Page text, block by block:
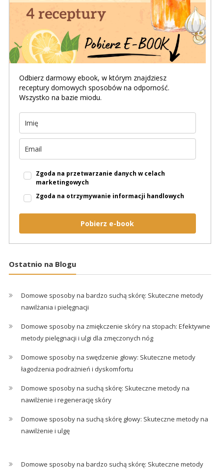
Odbierz darmowy ebook, w którym znajdziesz
receptury domowych sposobów na odporność.
Wszystko na bazie miodu.
Zgoda na przetwarzanie danych w celach
marketingowych
Zgoda na otrzymywanie informacji handlowych
Pobierz e-book
Ostatnio na Blogu
Domowe sposoby na bardzo suchą skórę: Skuteczne metody
nawilżania i pielęgnacji
Domowe sposoby na zmiękczenie skóry na stopach: Efektywne
metody pielęgnacji i ulgi dla zmęczonych nóg
Domowe sposoby na swędzenie głowy: Skuteczne metody
łagodzenia podrażnień i dyskomfortu
Domowe sposoby na suchą skórę: Skuteczne metody na
nawilżenie i regenerację skóry
Domowe sposoby na suchą skórę głowy: Skuteczne metody na
nawilżenie i ulgę
Domowe sposoby na bardzo suchą skórę: Skuteczne metody